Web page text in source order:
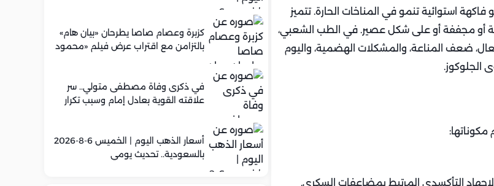
استوائية تنمو في المناخات الحارة. تتميز
أو مجففة أو على شكل عصير. في الطب الشعبي،
ضعف المناعة، والمشكلات الهضمية، واليوم
الجلوكوز.
كزبرة وعصام صاصا يطرحان «بيان هام»
بالتزامن مع اقتراب عرض فيلم «محمود
في ذكرى وفاة مصطفى متولي.. سر
علاقته القوية بعادل إمام وسبب تكرار
أسعار الذهب اليوم | الخميس 6-8-2026
بالسعودية.. تحديث يومي